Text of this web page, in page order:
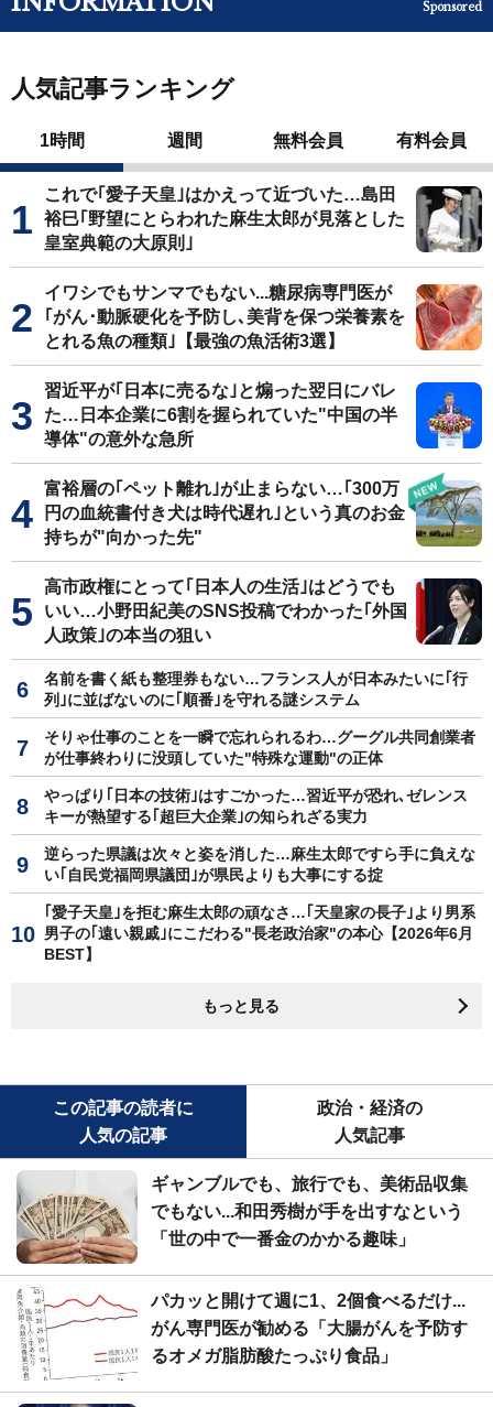
Sponsored
人気記事ランキング
1時間 週間 無料会員 有料会員
これで｢愛子天皇｣はかえって近づいた…島田
裕巳｢野望にとらわれた麻生太郎が見落とした
皇室典範の大原則｣
イワシでもサンマでもない...糖尿病専門医が
｢がん･動脈硬化を予防し､美背を保つ栄養素を
とれる魚の種類｣【最強の魚活術3選】
習近平が｢日本に売るな｣と煽った翌日にバレ
た…日本企業に6割を握られていた"中国の半
導体"の意外な急所
富裕層の｢ペット離れ｣が止まらない…｢300万
円の血統書付き犬は時代遅れ｣という真のお金
持ちが"向かった先"
高市政権にとって｢日本人の生活｣はどうでも
いい…小野田紀美のSNS投稿でわかった｢外国
人政策｣の本当の狙い
名前を書く紙も整理券もない…フランス人が日本みたいに｢行
列｣に並ばないのに｢順番｣を守れる謎システム
そりゃ仕事のことを一瞬で忘れられるわ…グーグル共同創業者
が仕事終わりに没頭していた"特殊な運動"の正体
やっぱり｢日本の技術｣はすごかった…習近平が恐れ､ゼレンス
キーが熱望する｢超巨大企業｣の知られざる実力
逆らった県議は次々と姿を消した…麻生太郎ですら手に負えな
い｢自民党福岡県議団｣が県民よりも大事にする掟
｢愛子天皇｣を拒む麻生太郎の頑なさ…｢天皇家の長子｣より男系
男子の｢遠い親戚｣にこだわる"長老政治家"の本心【2026年6月
BEST】
もっと見る
この記事の読者に
人気の記事
政治・経済の
人気記事
ギャンブルでも、旅行でも、美術品収集
でもない...和田秀樹が手を出すなという
「世の中で一番金のかかる趣味」
パカッと開けて週に1、2個食べるだけ...
がん専門医が勧める「大腸がんを予防す
るオメガ脂肪酸たっぷり食品」